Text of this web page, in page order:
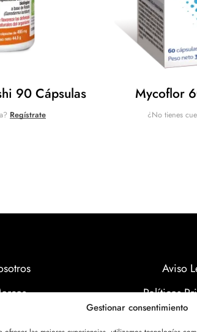
Gestionar consentimiento
90 Cápsulas
Regístrate
Mycoflor
¿No tienes
Aviso
Políticas